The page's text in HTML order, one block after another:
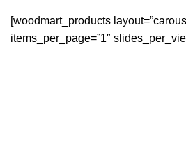
[woodmart_products
items_per_page=”1″